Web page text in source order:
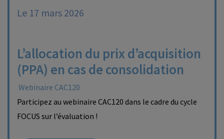
Le 17 mars 2026
L’allocation du prix d’acquisition
(PPA) en cas de consolidation
Webinaire CAC120
Participez au webinaire CAC120 dans le cadre du cycle
FOCUS sur l’évaluation !